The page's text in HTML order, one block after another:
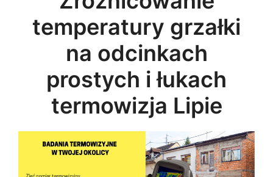
temperatury grzałki
na odcinkach
prostych i łukach
termowizja Lipie